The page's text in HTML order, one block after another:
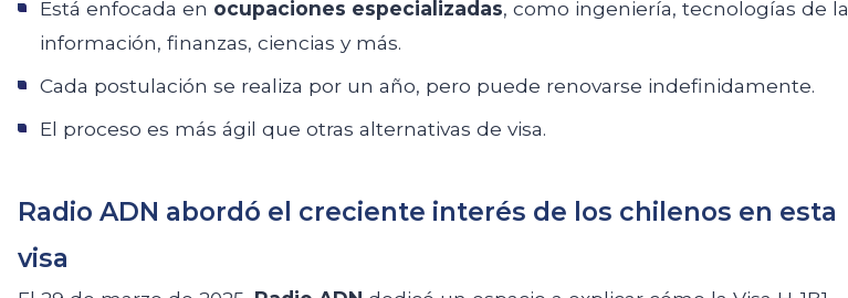
Está enfocada en ocupaciones especializadas, como ingeniería, tecnologías de la
información, finanzas, ciencias y más.
Cada postulación se realiza por un año, pero puede renovarse indefinidamente.
El proceso es más ágil que otras alternativas de visa.
Radio ADN abordó el creciente interés de los chilenos en esta
visa